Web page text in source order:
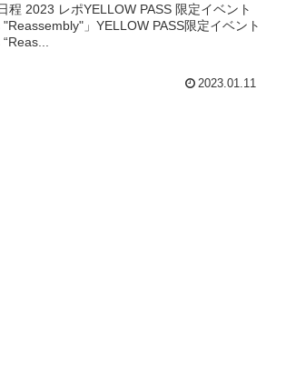
程 2023 レポYELLОW PASS 限定イベント
」YELLOW PASS限定イベント
2023.01.11